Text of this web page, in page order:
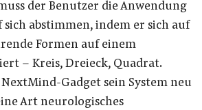
der Benutzer die Anwendung
abstimmen, indem er sich auf
Formen auf einem
– Kreis, Dreieck, Quadrat.
Gadget sein System neu
Art neurologisches